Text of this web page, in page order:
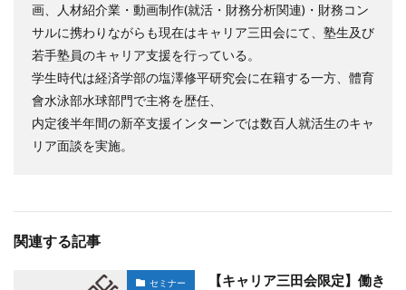
画、人材紹介業・動画制作(就活・財務分析関連)・財務コン
サルに携わりながらも現在はキャリア三田会にて、塾生及び
若手塾員のキャリア支援を行っている。
学生時代は経済学部の塩澤修平研究会に在籍する一方、體育
會水泳部水球部門で主将を歴任、
内定後半年間の新卒支援インターンでは数百人就活生のキャ
リア面談を実施。
関連する記事
セミナー
【キャリア三田会限定】働き